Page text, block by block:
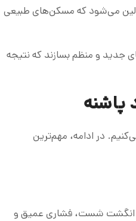
می‌شود که مسکن‌های طبیعی
جدید و منظم بسازند که نتیجه
پاشنه
در ادامه، مهم‌ترین
انگشت شست، فشاری عمیق و